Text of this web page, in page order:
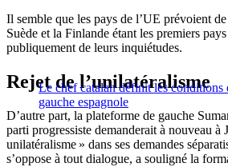
Il semble que les pays de l’UE prévoient
Suède et la Finlande étant les premiers
publiquement de leurs inquiétudes.
Le chef catalan définit les conditions
gauche espagnole
Rejet de l’unilatéralisme
D’autre part, la plateforme de gauche
parti progressiste demanderait à nouveau à
unilatéralisme » dans ses demandes
s’oppose à tout dialogue, a souligné la